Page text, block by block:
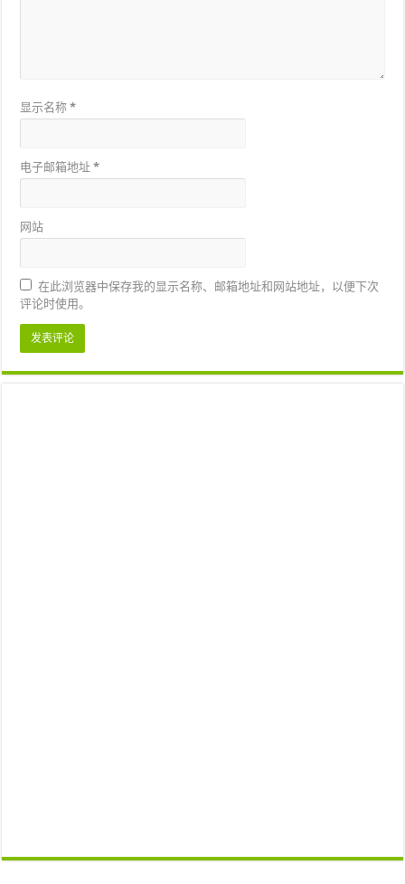
显示名称*
电子邮箱地址*
网站
在此浏览器中保存我的显示名称、邮箱地址和网站地址，以便下次
评论时使用。